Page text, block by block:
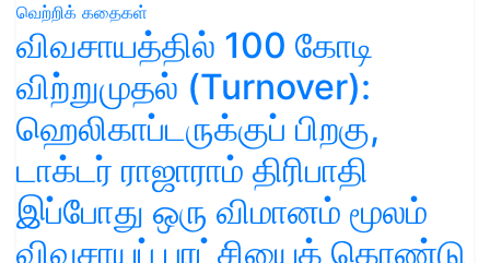
வெற்றிக் கதைகள்
விவசாயத்தில் 100 கோடி
விற்றுமுதல் (Turnover):
ஹெலிகாப்டருக்குப் பிறகு,
டாக்டர் ராஜாராம் திரிபாதி
இப்போது ஒரு விமானம் மூலம்
விவசாயப் புரட்சியைக் கொண்டு